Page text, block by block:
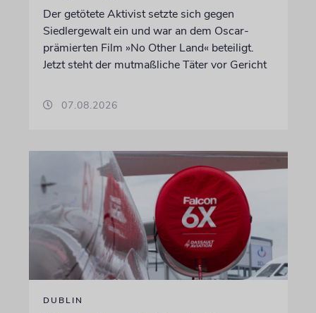
Der getötete Aktivist setzte sich gegen
Siedlergewalt ein und war an dem Oscar-
prämierten Film »No Other Land« beteiligt.
Jetzt steht der mutmaßliche Täter vor Gericht
07.08.2026
DUBLIN